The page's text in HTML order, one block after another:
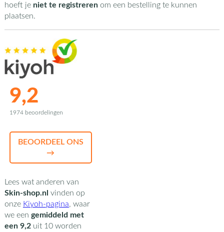
hoeft je niet te registrerenom een bestelling te kunnen
plaatsen.
9,2
1974 beoordelingen
BEOORDEEL ONS
→
Lees wat anderen van
Skin-shop.nl vinden op
onze Kiyoh-pagina, waar
we een gemiddeld met
een 9,2uit 10worden